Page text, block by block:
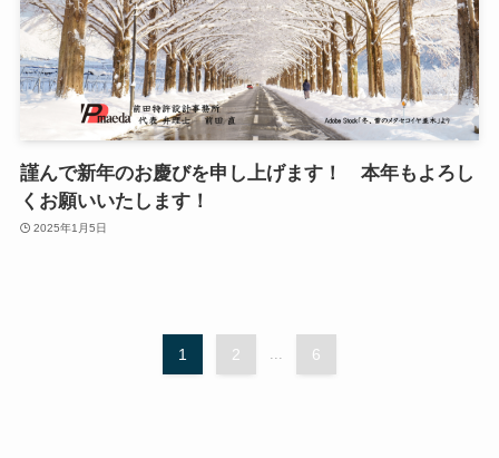
謹んで新年のお慶びを申し上げます！ 本年もよろし
くお願いいたします！
2025年1月5日
1 2 ... 6